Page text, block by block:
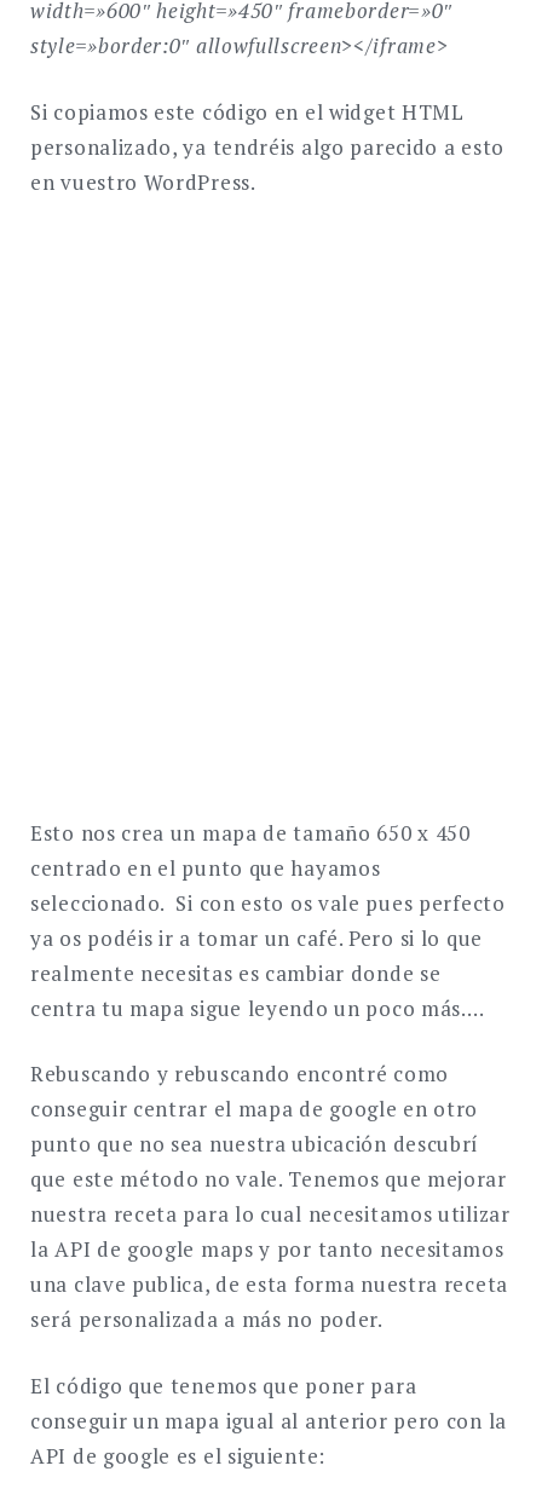
width=»600″ height=»450″ frameborder=»0″
style=»border:0″ allowfullscreen></iframe>
Si copiamos este código en el widget HTML
personalizado, ya tendréis algo parecido a esto
en vuestro WordPress.
Esto nos crea un mapa de tamaño 650 x 450
centrado en el punto que hayamos
seleccionado. Si con esto os vale pues perfecto
ya os podéis ir a tomar un café. Pero si lo que
realmente necesitas es cambiar donde se
centra tu mapa sigue leyendo un poco más….
Rebuscando y rebuscando encontré como
conseguir centrar el mapa de google en otro
punto que no sea nuestra ubicación descubrí
que este método no vale. Tenemos que mejorar
nuestra receta para lo cual necesitamos utilizar
la API de google maps y por tanto necesitamos
una clave publica, de esta forma nuestra receta
será personalizada a más no poder.
El código que tenemos que poner para
conseguir un mapa igual al anterior pero con la
API de google es el siguiente: